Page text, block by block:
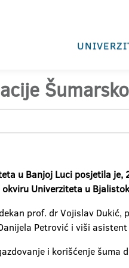
u Banjoj Luci posjetila
Univerziteta u
prof. dr Vojislav
Petrović i viši asistent
i korišćenje šuma